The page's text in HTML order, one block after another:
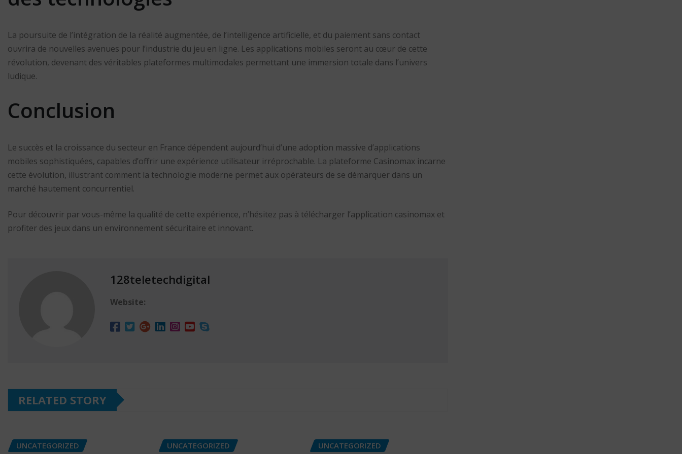
La poursuite de l’intégration de la réalité augmentée, de l’intelligence artificielle, et du paiement sans contact
ouvrira de nouvelles avenues pour l’industrie du jeu en ligne. Les applications mobiles seront au cœur de cette
révolution, devenant des véritables plateformes multimodales permettant une immersion totale dans l’univers
ludique.
Conclusion
Le succès et la croissance du secteur en France dépendent aujourd’hui d’une adoption massive d’applications
mobiles sophistiquées, capables d’offrir une expérience utilisateur irréprochable. La plateforme Casinomax incarne
cette évolution, illustrant comment la technologie moderne permet aux opérateurs de se démarquer dans un
marché hautement concurrentiel.
Pour découvrir par vous-même la qualité de cette expérience, n’hésitez pas à télécharger l’application casinomax et
profiter des jeux dans un environnement sécuritaire et innovant.
128teletechdigital
Website:
RELATED STORY
UNCATEGORIZED UNCATEGORIZED UNCATEGORIZED